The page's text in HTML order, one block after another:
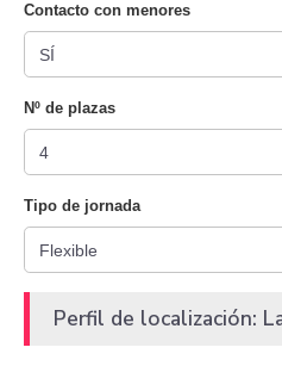
Contacto con menores
Nº de plazas
Tipo de jornada
Perfil de localización: